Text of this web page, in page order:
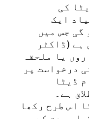
کی
ایک
گی جس میں
ہے (ڈاکٹر
یا ملحقہ
درخواست پر
ڈیٹا
ہے۔
اس طرح رکھا